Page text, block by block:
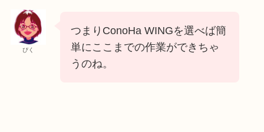
ぴく
つまりConoHa WINGを選べば簡
単にここまでの作業ができちゃ
うのね。